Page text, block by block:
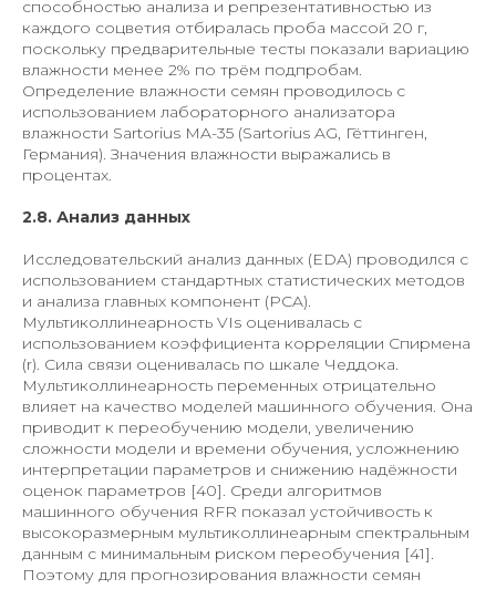
способностью анализа и репрезентативностью из
каждого соцветия отбиралась проба массой 20 г,
поскольку предварительные тесты показали вариацию
влажности менее 2% по трём подпробам.
Определение влажности семян проводилось с
использованием лабораторного анализатора
влажности Sartorius MA-35 (Sartorius AG, Гёттинген,
Германия). Значения влажности выражались в
процентах.
2.8. Анализ данных
Исследовательский анализ данных (EDA) проводился с
использованием стандартных статистических методов
и анализа главных компонент (PCA).
Мультиколлинеарность VIs оценивалась с
использованием коэффициента корреляции Спирмена
(r). Сила связи оценивалась по шкале Чеддока.
Мультиколлинеарность переменных отрицательно
влияет на качество моделей машинного обучения. Она
приводит к переобучению модели, увеличению
сложности модели и времени обучения, усложнению
интерпретации параметров и снижению надёжности
оценок параметров [40]. Среди алгоритмов
машинного обучения RFR показал устойчивость к
высокоразмерным мультиколлинеарным спектральным
данным с минимальным риском переобучения [41].
Поэтому для прогнозирования влажности семян